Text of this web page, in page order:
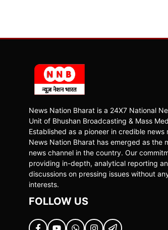
News Nation Bharat is a 24X7 National
Unit of Bhushan Broadcasting & Mass
Established as a pioneer in credible news
News Nation Bharat has emerged as the
news channel in the country. Our
providing in-depth, analytical reporting
discussions on pressing issues without
interests.
FOLLOW US